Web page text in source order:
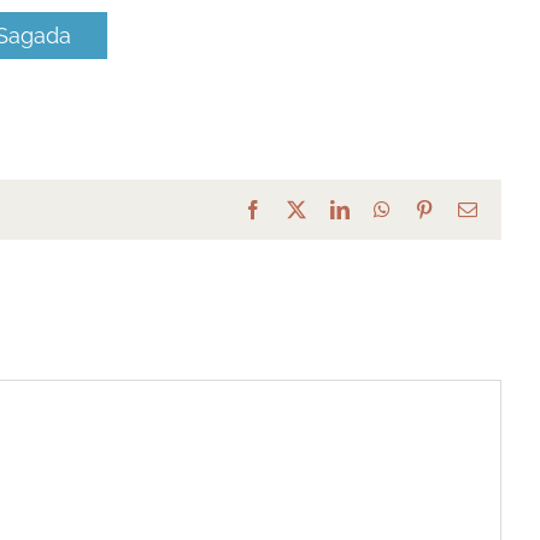
Facebook LinkedInWhatsApp
PinterestEmail